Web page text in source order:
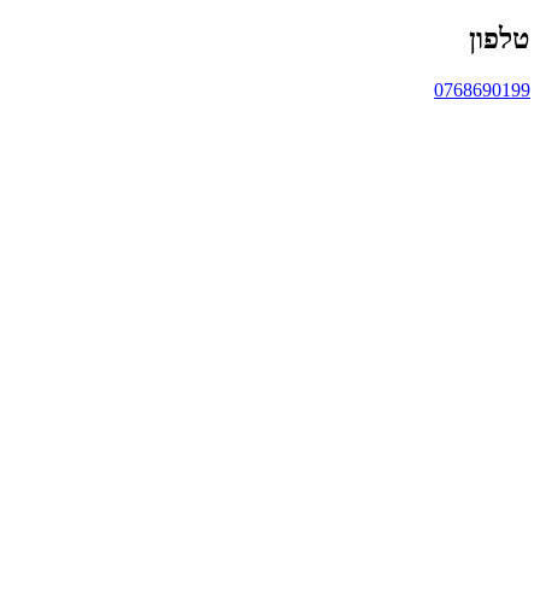
טלפון
0768690199